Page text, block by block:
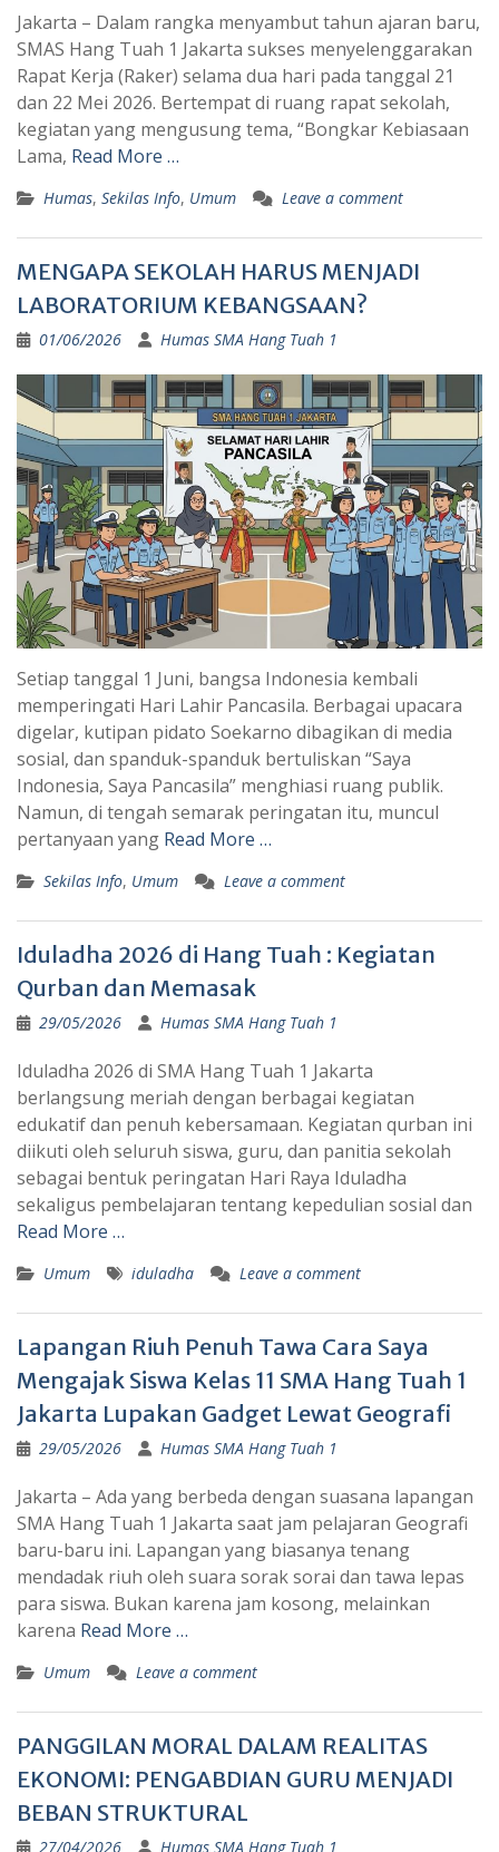
Jakarta – Dalam rangka menyambut tahun ajaran baru,
SMAS Hang Tuah 1 Jakarta sukses menyelenggarakan
Rapat Kerja (Raker) selama dua hari pada tanggal 21
dan 22 Mei 2026. Bertempat di ruang rapat sekolah,
kegiatan yang mengusung tema, “Bongkar Kebiasaan
Lama, Read More …
Humas, Sekilas Info, Umum Leave a comment
MENGAPA SEKOLAH HARUS MENJADI
LABORATORIUM KEBANGSAAN?
01/06/2026 Humas SMA Hang Tuah 1
Setiap tanggal 1 Juni, bangsa Indonesia kembali
memperingati Hari Lahir Pancasila. Berbagai upacara
digelar, kutipan pidato Soekarno dibagikan di media
sosial, dan spanduk-spanduk bertuliskan “Saya
Indonesia, Saya Pancasila” menghiasi ruang publik.
Namun, di tengah semarak peringatan itu, muncul
pertanyaan yang Read More …
Sekilas Info, Umum Leave a comment
Iduladha 2026 di Hang Tuah : Kegiatan
Qurban dan Memasak
29/05/2026 Humas SMA Hang Tuah 1
Iduladha 2026 di SMA Hang Tuah 1 Jakarta
berlangsung meriah dengan berbagai kegiatan
edukatif dan penuh kebersamaan. Kegiatan qurban ini
diikuti oleh seluruh siswa, guru, dan panitia sekolah
sebagai bentuk peringatan Hari Raya Iduladha
sekaligus pembelajaran tentang kepedulian sosial dan
Read More …
Umum iduladha Leave a comment
Lapangan Riuh Penuh Tawa Cara Saya
Mengajak Siswa Kelas 11 SMA Hang Tuah 1
Jakarta Lupakan Gadget Lewat Geografi
29/05/2026 Humas SMA Hang Tuah 1
Jakarta – Ada yang berbeda dengan suasana lapangan
SMA Hang Tuah 1 Jakarta saat jam pelajaran Geografi
baru-baru ini. Lapangan yang biasanya tenang
mendadak riuh oleh suara sorak sorai dan tawa lepas
para siswa. Bukan karena jam kosong, melainkan
karena Read More …
Umum Leave a comment
PANGGILAN MORAL DALAM REALITAS
EKONOMI: PENGABDIAN GURU MENJADI
BEBAN STRUKTURAL
27/04/2026 Humas SMA Hang Tuah 1